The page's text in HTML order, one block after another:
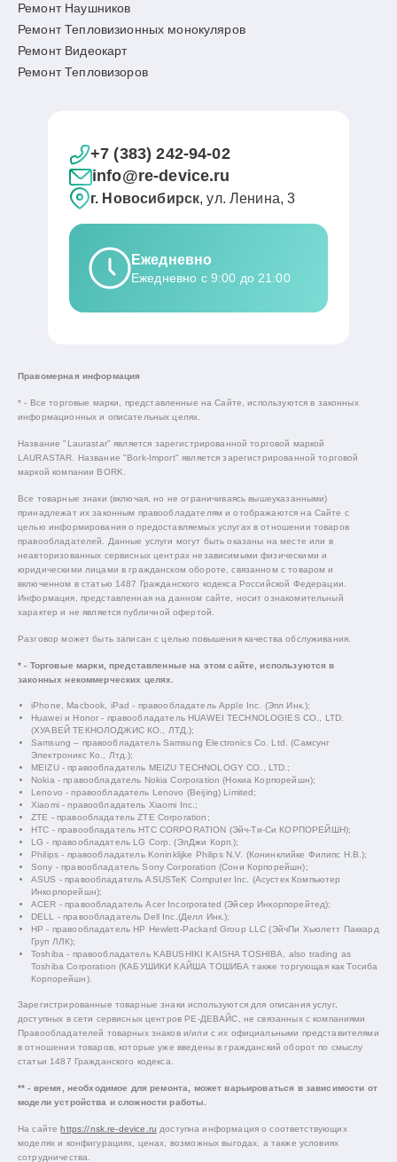
Ремонт Наушников
Ремонт Тепловизионных монокуляров
Ремонт Видеокарт
Ремонт Тепловизоров
+7 (383) 242-94-02
info@re-device.ru
г. Новосибирск, ул. Ленина, 3
Ежедневно
Ежедневно с 9:00 до 21:00
Правомерная информация
* - Все торговые марки, представленные на Сайте, используются в законных
информационных и описательных целях.
Название "Laurastar" является зарегистрированной торговой маркой
LAURASTAR. Название "Bork-Import" является зарегистрированной торговой
маркой компании BORK.
Все товарные знаки (включая, но не ограничиваясь вышеуказанными)
принадлежат их законным правообладателям и отображаются на Сайте с
целью информирования о предоставляемых услугах в отношении товаров
правообладателей. Данные услуги могут быть оказаны на месте или в
неавторизованных сервисных центрах независимыми физическими и
юридическими лицами в гражданском обороте, связанном с товаром и
включенном в статью 1487 Гражданского кодекса Российской Федерации.
Информация, представленная на данном сайте, носит ознакомительный
характер и не является публичной офертой.
Разговор может быть записан с целью повышения качества обслуживания.
* - Торговые марки, представленные на этом сайте, используются в
законных некоммерческих целях.
iPhone, Macbook, iPad - правообладатель Apple Inc. (Эпл Инк.);
Huawei и Honor - правообладатель HUAWEI TECHNOLOGIES CO., LTD.
(ХУАВЕЙ ТЕКНОЛОДЖИС КО., ЛТД.);
Samsung – правообладатель Samsung Electronics Co. Ltd. (Самсунг
Электроникс Ко., Лтд.);
MEIZU - правообладатель MEIZU TECHNOLOGY CO., LTD.;
Nokia - правообладатель Nokia Corporation (Нокиа Корпорейшн);
Lenovo - правообладатель Lenovo (Beijing) Limited;
Xiaomi - правообладатель Xiaomi Inc.;
ZTE - правообладатель ZTE Corporation;
HTC - правообладатель HTC CORPORATION (Эйч-Ти-Си КОРПОРЕЙШН);
LG - правообладатель LG Corp. (ЭлДжи Корп.);
Philips - правообладатель Koninklijke Philips N.V. (Конинклийке Филипс Н.В.);
Sony - правообладатель Sony Corporation (Сони Корпорейшн);
ASUS - правообладатель ASUSTeK Computer Inc. (Асустек Компьютер
Инкорпорейшн);
ACER - правообладатель Acer Incorporated (Эйсер Инкорпорейтед);
DELL - правообладатель Dell Inc.(Делл Инк.);
HP - правообладатель HP Hewlett-Packard Group LLC (ЭйчПи Хьюлетт Паккард
Груп ЛЛК);
Toshiba - правообладатель KABUSHIKI KAISHA TOSHIBA, also trading as
Toshiba Corporation (КАБУШИКИ КАЙША ТОШИБА также торгующая как Тосиба
Корпорейшн).
Зарегистрированные товарные знаки используются для описания услуг,
доступных в сети сервисных центров РЕ-ДЕВАЙС, не связанных с компаниями
Правообладателей товарных знаков и/или с их официальными представителями
в отношении товаров, которые уже введены в гражданский оборот по смыслу
статьи 1487 Гражданского кодекса.
** - время, необходимое для ремонта, может варьироваться в зависимости от
модели устройства и сложности работы.
На сайтеhttps://nsk.re-device.ru доступна информация о соответствующих
моделях и конфигурациях, ценах, возможных выгодах, а также условиях
сотрудничества.